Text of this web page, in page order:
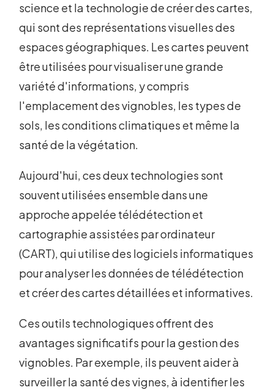
science et la technologie de créer des cartes,
qui sont des représentations visuelles des
espaces géographiques. Les cartes peuvent
être utilisées pour visualiser une grande
variété d'informations, y compris
l'emplacement des vignobles, les types de
sols, les conditions climatiques et même la
santé de la végétation.
Aujourd'hui, ces deux technologies sont
souvent utilisées ensemble dans une
approche appelée télédétection et
cartographie assistées par ordinateur
(CART), qui utilise des logiciels informatiques
pour analyser les données de télédétection
et créer des cartes détaillées et informatives.
Ces outils technologiques offrent des
avantages significatifs pour la gestion des
vignobles. Par exemple, ils peuvent aider à
surveiller la santé des vignes, à identifier les